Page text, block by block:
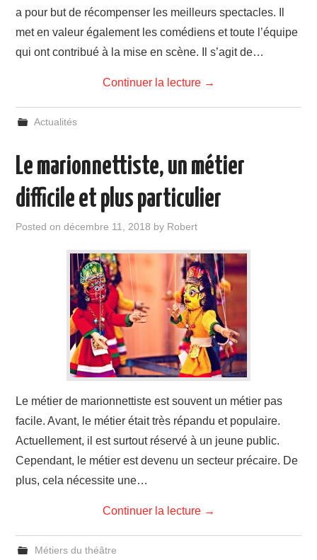
a pour but de récompenser les meilleurs spectacles. Il
met en valeur également les comédiens et toute l’équipe
qui ont contribué à la mise en scène. Il s’agit de…
Continuer la lecture →
Actualités
Le marionnettiste, un métier
difficile et plus particulier
Posted ondécembre 11, 2018 by Robert
Le métier de marionnettiste est souvent un métier pas
facile. Avant, le métier était très répandu et populaire.
Actuellement, il est surtout réservé à un jeune public.
Cependant, le métier est devenu un secteur précaire. De
plus, cela nécessite une…
Continuer la lecture →
Métiers du théâtre